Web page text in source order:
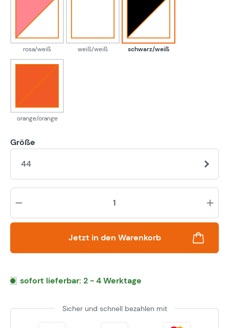
rosa/weiß
rosa/weiß weiß/weiß schwarz/weiß
orange/orange
Größe
44
Jetzt in den Warenkorb
sofort lieferbar: 2 - 4 Werktage
Sicher und schnell bezahlen mit